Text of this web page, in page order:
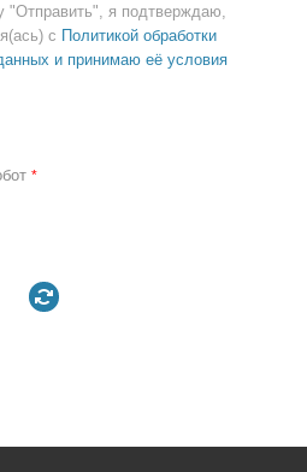
"Отправить", я подтверждаю,
с Политикой обработки
и принимаю её условия
*